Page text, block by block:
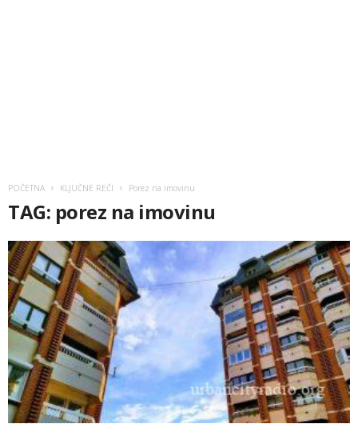
POČETNA KLJUČNE REČI Porez na imovinu
TAG: porez na imovinu